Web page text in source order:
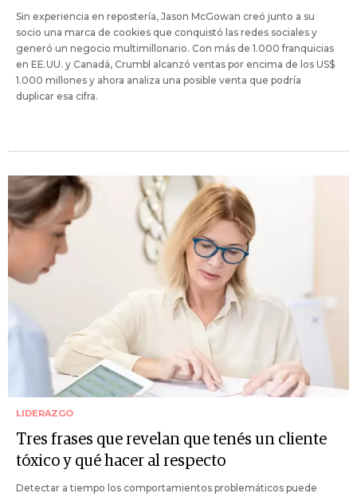
Sin experiencia en repostería, Jason McGowan creó junto a su
socio una marca de cookies que conquistó las redes sociales y
generó un negocio multimillonario. Con más de 1.000 franquicias
en EE.UU. y Canadá, Crumbl alcanzó ventas por encima de los US$
1.000 millones y ahora analiza una posible venta que podría
duplicar esa cifra.
LIDERAZGO
Tres frases que revelan que tenés un cliente
tóxico y qué hacer al respecto
Detectar a tiempo los comportamientos problemáticos puede